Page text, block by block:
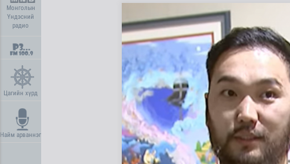
Монголын
Үндэсний
радио
Цагийн хүрд
Найм арваннэг